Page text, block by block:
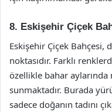
8. Eskişehir Çiçek
Eskişehir Çiçek Bahçesi,
noktasıdır. Farklı
özellikle bahar
sunmaktadır. Burada
sadece doğanın tadını